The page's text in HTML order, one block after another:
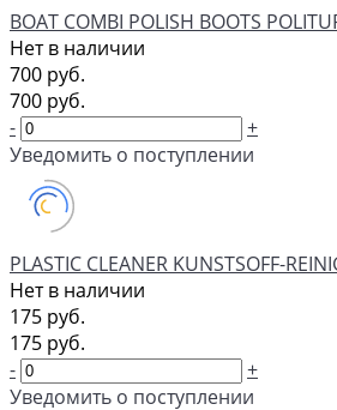
BOAT COMBI POLISH BOOTS
Нет в наличии
700 руб.
700 руб.
-
+
Уведомить о поступлении
PLASTIC CLEANER KUNSTSOFF-
Нет в наличии
175 руб.
175 руб.
-
+
Уведомить о поступлении